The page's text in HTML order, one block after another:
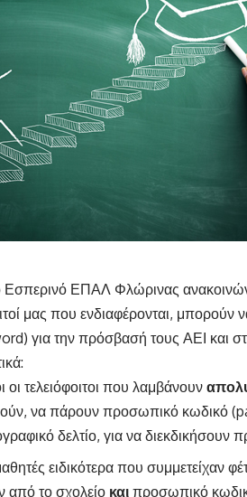
ΕΠΑΛ Φλώρινας
μας που ενδιαφέρονται, μπορούν
για την πρόσβασή τους ΑΕΙ και
οι τελειόφοιτοι που λαμβάνουν
να πάρουν προσωπικό κωδικό
δελτίο, για να
ειδικότερα που συμμετείχαν
από το σχολείο και προσωπικό